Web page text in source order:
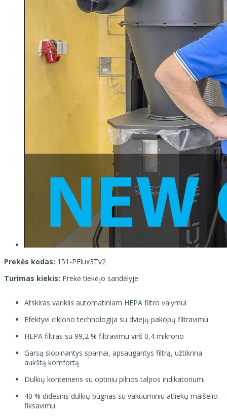
Prekės kodas: 151-PFlux3Tv2
Turimas kiekis: Prekė tiekėjo sandėlyje
Atskiras variklis automatiniam HEPA filtro valymui
Efektyvi ciklono technologija su dviejų pakopų filtravimu
HEPA filtras su 99,2 % filtravimu virš 0,4 mikrono
Garsą slopinantys sparnai, apsaugantys filtrą, užtikrina
aukštą komfortą
Dulkių konteineris su optiniu pilnos talpos indikatoriumi
40 % didesnis dulkių būgnas su vakuuminiu atliekų maišelio
fiksavimu